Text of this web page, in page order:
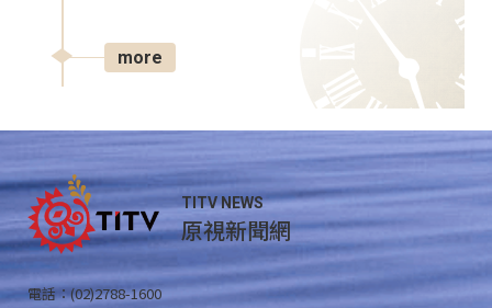
more
TITV NEWS
原視新聞網
電話：(02)2788-1600